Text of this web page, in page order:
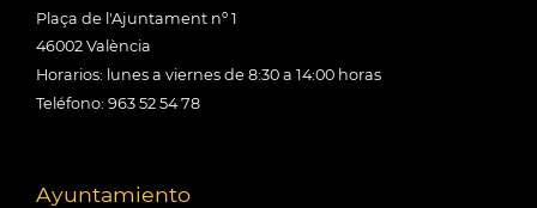
Plaça de l'Ajuntament nº 1
46002 València
Horarios: lunes a viernes de 8:30 a 14:00 horas
Teléfono: 963 52 54 78
Ayuntamiento